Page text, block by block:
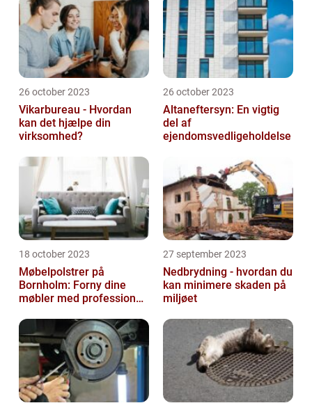
26 october 2023
Vikarbureau - Hvordan
kan det hjælpe din
virksomhed?
26 october 2023
Altaneftersyn: En vigtig
del af
ejendomsvedligeholdelse
18 october 2023
Møbelpolstrer på
Bornholm: Forny dine
møbler med professionel
27 september 2023
Nedbrydning - hvordan du
kan minimere skaden på
miljøet